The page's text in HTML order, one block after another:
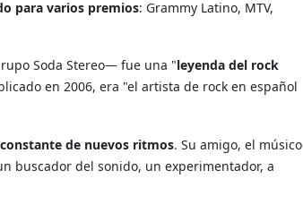
para varios premios: Grammy Latino, MTV,
Soda Stereo— fue una "leyenda del rock
en 2006, era "el artista de rock en español
de nuevos ritmos. Su amigo, el músico
buscador del sonido, un experimentador, a